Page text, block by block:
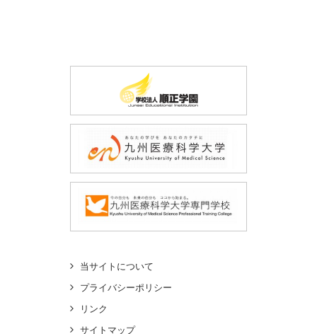
当サイトについて
プライバシーポリシー
リンク
サイトマップ